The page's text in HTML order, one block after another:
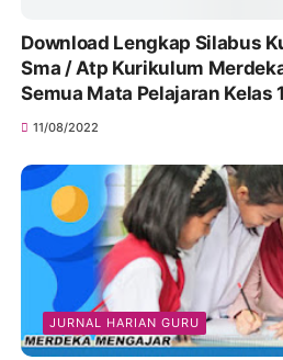
Download Lengkap Silabus
Sma / Atp Kurikulum
Semua Mata Pelajaran Kelas
11/08/2022
JURNAL HARIAN GURU